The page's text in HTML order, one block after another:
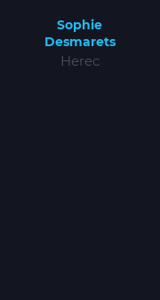
Sophie
Desmarets
Herec